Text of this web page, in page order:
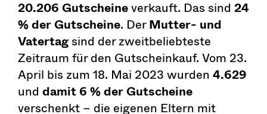
20.206 Gutscheineverkauft. Das sind 24
% der Gutscheine. DerMutter- und
Vatertagsind der zweitbeliebteste
Zeitraum für den Gutscheinkauf. Vom 23.
April bis zum 18. Mai 2023 wurden4.629
und damit 6 % der Gutscheine
verschenkt – die eigenen Eltern mit